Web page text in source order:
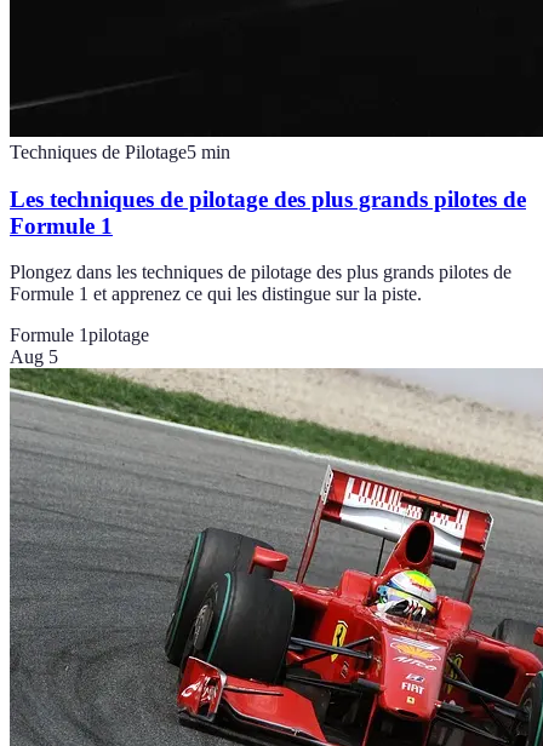
Techniques de Pilotage5 min
Les techniques de pilotage des plus grands pilotes de
Formule 1
Plongez dans les techniques de pilotage des plus grands pilotes de
Formule 1 et apprenez ce qui les distingue sur la piste.
Formule 1pilotage
Aug 5